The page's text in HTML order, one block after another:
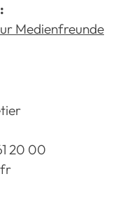
Medienfreunde
20 00